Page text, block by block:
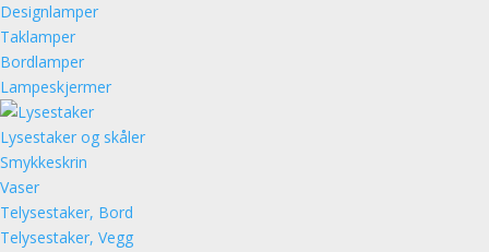
Designlamper
Taklamper
Bordlamper
Lampeskjermer
Lysestaker og skåler
Smykkeskrin
Vaser
Telysestaker, Bord
Telysestaker, Vegg